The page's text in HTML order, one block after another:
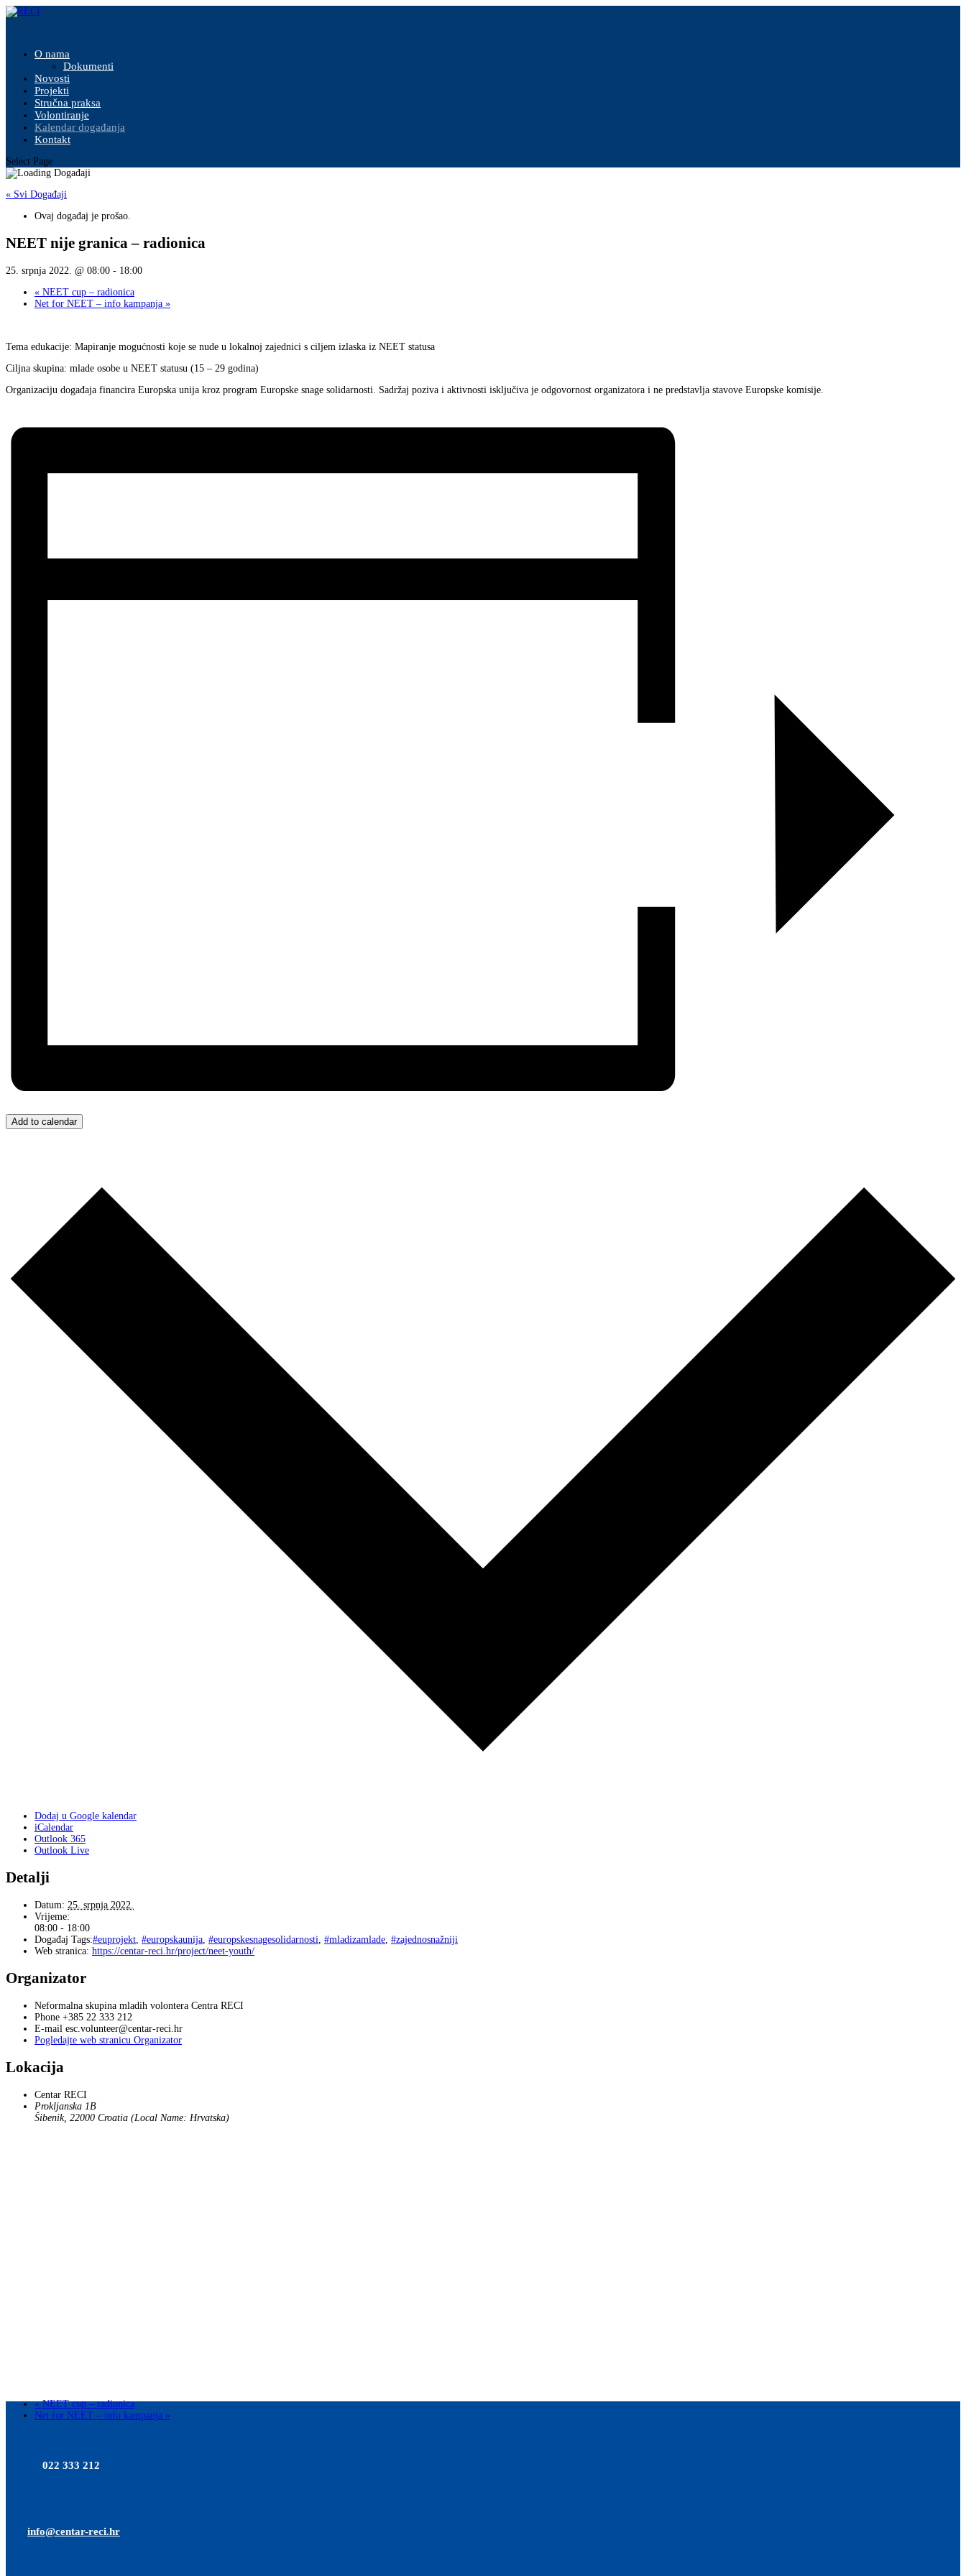
O nama
Dokumenti
Novosti
Projekti
Stručna praksa
Volontiranje
Kalendar događanja
Kontakt
Select Page
« Svi Događaji
Ovaj događaj je prošao.
NEET nije granica – radionica
25. srpnja 2022. @ 08:00 - 18:00
« NEET cup – radionica
Net for NEET – info kampanja »
Tema edukacije: Mapiranje mogućnosti koje se nude u lokalnoj zajednici s ciljem izlaska iz NEET statusa
Ciljna skupina: mlade osobe u NEET statusu (15 – 29 godina)
Organizaciju događaja financira Europska unija kroz program Europske snage solidarnosti. Sadržaj poziva i aktivnosti isključiva je odgovornost organizatora i ne predstavlja stavove Europske komisije.
Add to calendar
Dodaj u Google kalendar
iCalendar
Outlook 365
Outlook Live
Detalji
Datum: 25. srpnja 2022.
Vrijeme:
08:00 - 18:00
Događaj Tags:#euprojekt #europskaunija #europskesnagesolidarnosti #mladizamlade #zajednosnažniji
Web stranica: https://centar-reci.hr/project/neet-youth/
Organizator
Neformalna skupina mladih volontera Centra RECI
Phone +385 22 333 212
E-mail esc.volunteer@centar-reci.hr
Pogledajte web stranicu Organizator
Lokacija
Centar RECI
Prokljanska 1B
Šibenik, 22000 Croatia (Local Name: Hrvatska)
«NEET cup – radionica
Net for NEET – info kampanja »
022 333 212
info@centar-reci.hr